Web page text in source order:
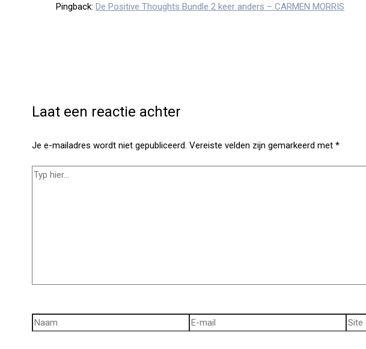
Pingback: De Positive Thoughts Bundle 2 keer anders – CARMEN MORRIS
Laat een reactie achter
Je e-mailadres wordt niet gepubliceerd. Vereiste velden zijn gemarkeerd met *